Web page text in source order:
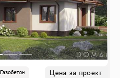
Газобетон Цена за проект